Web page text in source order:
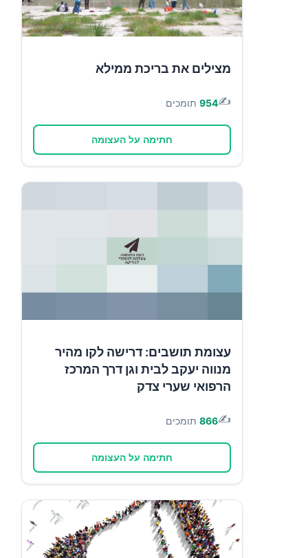
מצילים את בריכת ממילא
✍️
954 תומכים
חתימה על העצומה
עצומת תושבים: דרישה לקו מהיר
מנווה יעקב לבית וגן דרך המרכז
הרפואי שערי צדק
✍️
866 תומכים
חתימה על העצומה